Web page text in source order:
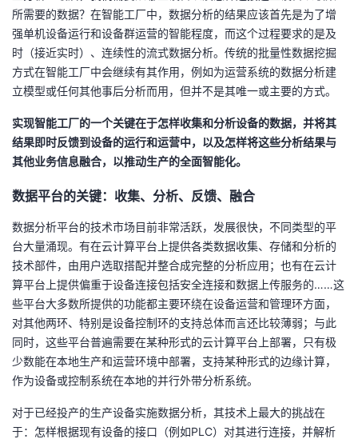
所需要的数据？在智能工厂中，数据分析的结果应该首先是为了增
强单机设备运行和设备群运营的智能程度，而这个过程要求的是及
时（接近实时）、连续性的流式数据分析。传统的批量性数据挖掘
方式在智能工厂中会继续有其作用，例如为运营系统的数据分析建
立模型或任何其他事后分析而用，但并不是其唯一或主要的方式。
实现智能工厂的一个关键在于怎样收集和分析设备的数据，并将其
结果即时反馈到设备的运行和运营中，以及怎样将这些分析结果与
其他业务信息融合，以推动生产的全面智能化。
数据平台的关键：收集、分析、反馈、融合
数据分析平台的技术市场目前非常活跃，发展很快，不同类型的平
台大量涌现。有在云计算平台上提供各类数据收集、存储和分析的
技术部件，由用户选取搭配并整合成完整的分析应用；也有在云计
算平台上提供偏重于设备连接包括安全连接和数据上传服务的……这
些平台大多数所提供的功能都主要环绕在设备运营和管理环方面，
对其他两环、特别是设备控制环的支持总体而言还比较薄弱；与此
同时，这些平台普遍需要在某种形式的云计算平台上部署，只有极
少数能在本地生产和运营环境中部署，支持某种形式的边缘计算，
作为设备或控制系统在本地的并行外带分析系统。
对于已经投产的生产设备实施数据分析，其技术上最大的挑战在
于：怎样根据现有设备的接口（例如PLC）对其进行连接，并解析